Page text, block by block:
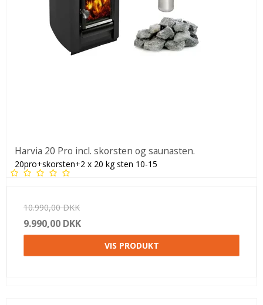
Harvia 20 Pro incl. skorsten og saunasten.
20pro+skorsten+2 x 20 kg sten 10-15
10.990,00 DKK
9.990,00 DKK
VIS PRODUKT